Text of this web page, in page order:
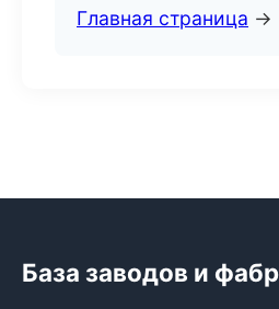
Главная страница →
База заводов и